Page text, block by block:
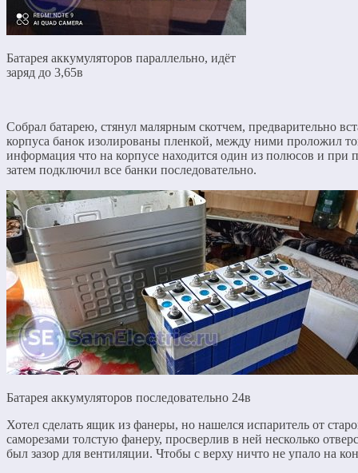
Батарея аккумуляторов параллельно, идёт
заряд до 3,65в
Собрал батарею, стянул малярным скотчем, предварительно
корпуса банок изолированы пленкой, между ними проложил
информация что на корпусе находится один из полюсов и
затем подключил все банки последовательно.
Батарея аккумуляторов последовательно 24в
Хотел сделать ящик из фанеры, но нашелся испаритель от
саморезами толстую фанеру, просверлив в ней несколько
был зазор для вентиляции. Чтобы с верху ничто не упало на